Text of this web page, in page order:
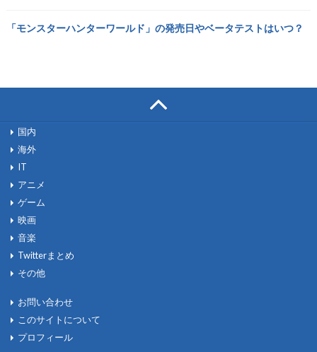
「モンスターハンターワールド」の発売日やベータテストはいつ？
国内
海外
IT
アニメ
ゲーム
映画
音楽
Twitterまとめ
その他
お問い合わせ
このサイトについて
プロフィール